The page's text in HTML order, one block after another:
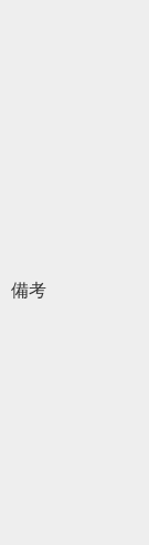
備考